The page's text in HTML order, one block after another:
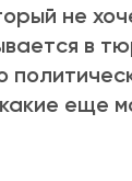
не
в
еще